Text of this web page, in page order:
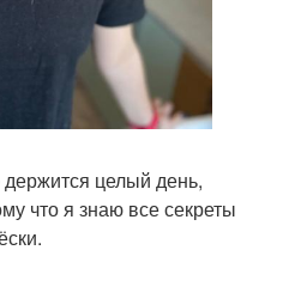
целый день,
что я знаю все секреты